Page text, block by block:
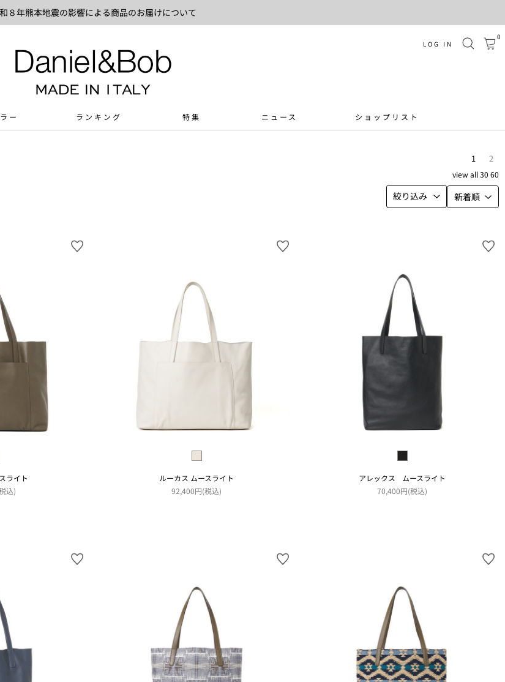
８年熊本地震の影響による商品のお届けについて
LOG IN
0
ー ランキング 特集 ニュース ショップリスト
絞り込み 新着順
viewall30 60
1 2
ライト
込)
ルーカス ムースライト
92,400円(税込)
アレックス ムースライト
70,400円(税込)